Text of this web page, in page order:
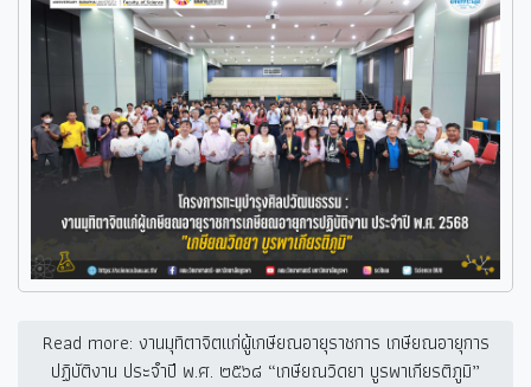
Read more: งานมุทิตาจิตแก่ผู้เกษียณอายุราชการ เกษียณอายุการ
ปฏิบัติงาน ประจำปี พ.ศ. ๒๕๖๘ “เกษียณวิดยา บูรพาเกียรติภูมิ”